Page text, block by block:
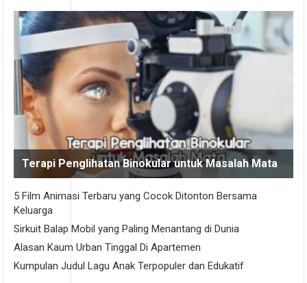
Terapi Penglihatan Binokular untuk Masalah Mata
5 Film Animasi Terbaru yang Cocok Ditonton Bersama
Keluarga
Sirkuit Balap Mobil yang Paling Menantang di Dunia
Alasan Kaum Urban Tinggal Di Apartemen
Kumpulan Judul Lagu Anak Terpopuler dan Edukatif